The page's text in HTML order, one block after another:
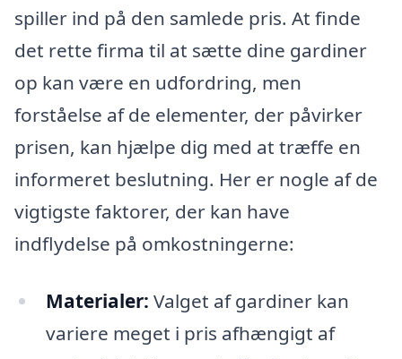
spiller ind på den samlede pris. At finde
det rette firma til at sætte dine gardiner
op kan være en udfordring, men
forståelse af de elementer, der påvirker
prisen, kan hjælpe dig med at træffe en
informeret beslutning. Her er nogle af de
vigtigste faktorer, der kan have
indflydelse på omkostningerne:
Materialer: Valget af gardiner kan
variere meget i pris afhængigt af